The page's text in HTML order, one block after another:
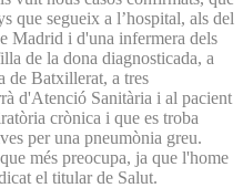
que segueix a l’hospital, als del
Madrid i d'una infermera dels
de la dona diagnosticada, a
de Batxillerat, a tres
d'Atenció Sanitària i al pacient
crònica i que es troba
per una pneumònia greu.
més preocupa, ja que l'home
el titular de Salut.